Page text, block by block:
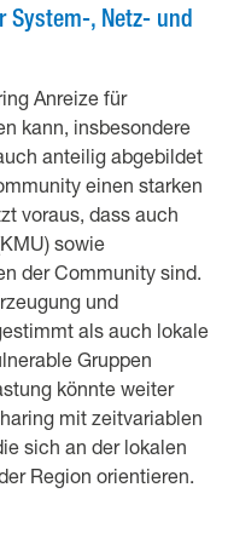
System-, Netz- und
Anreize für
kann, insbesondere
anteilig abgebildet
einen starken
voraus, dass auch
sowie
der Community sind.
und
als auch lokale
Gruppen
könnte weiter
mit zeitvariablen
sich an der lokalen
Region orientieren.